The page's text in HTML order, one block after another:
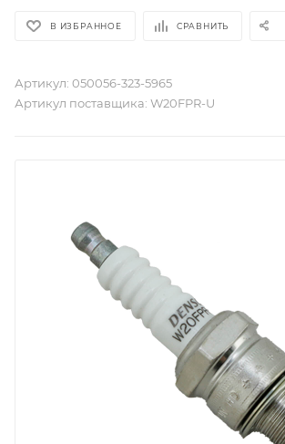
В ИЗБРАННОЕ СРАВНИТЬ
Артикул: 050056-323-5965
Артикул поставщика: W20FPR-U